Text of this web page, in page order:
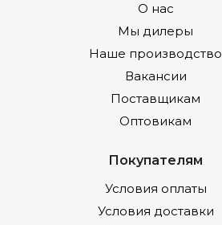
О нас
Мы дилеры
Наше производство
Вакансии
Поставщикам
Оптовикам
Покупателям
Условия оплаты
Условия доставки